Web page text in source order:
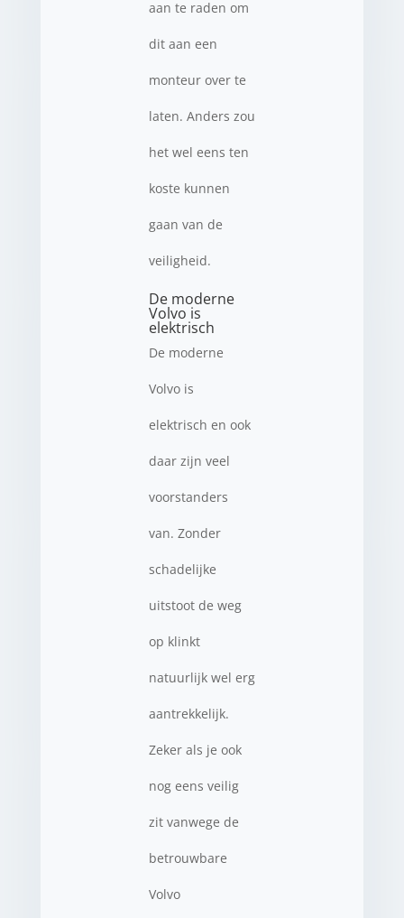
aan te raden om
dit aan een
monteur over te
laten. Anders zou
het wel eens ten
koste kunnen
gaan van de
veiligheid.
De moderne
Volvo is
elektrisch
De moderne
Volvo is
elektrisch en ook
daar zijn veel
voorstanders
van. Zonder
schadelijke
uitstoot de weg
op klinkt
natuurlijk wel erg
aantrekkelijk.
Zeker als je ook
nog eens veilig
zit vanwege de
betrouwbare
Volvo